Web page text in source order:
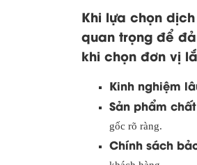
Khi lựa chọn
quan trọng để
khi chọn đơn vị
Kinh nghiệm
Sản phẩm
gốc rõ ràng.
Chính sách